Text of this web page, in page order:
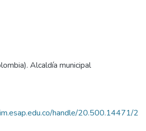
Alcaldía municipal
handle/20.500.14471/2